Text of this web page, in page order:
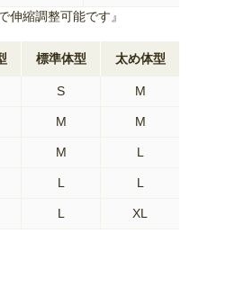
伸縮調整可能です』
標準体型 太め体型
S M
M M
M L
L L
L XL